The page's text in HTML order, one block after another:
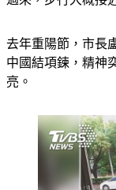
去年重陽節，市長
中國結項鍊，精神
亮。